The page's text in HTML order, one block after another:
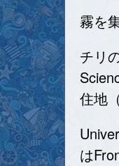
霧を
チリ
住地
は